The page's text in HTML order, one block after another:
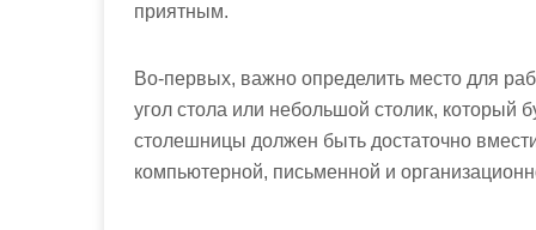
приятным.
Во-первых, важно определить место для
угол стола или небольшой столик, который
столешницы должен быть достаточно
компьютерной, письменной и